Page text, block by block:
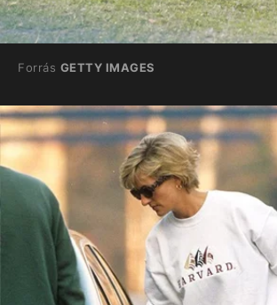
Forrás GETTY IMAGES